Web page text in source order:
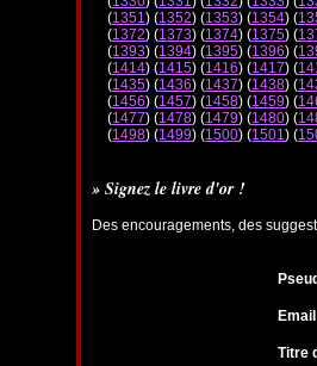
(1351) (1352) (1353) (1354) (
(1372) (1373) (1374) (1375) (
(1393) (1394) (1395) (1396) (
(1414) (1415) (1416) (1417) (
(1435) (1436) (1437) (1438) (
(1456) (1457) (1458) (1459) (
(1477) (1478) (1479) (1480) (
(1498) (1499) (1500) (1501) (
» Signez le livre d'or !
Des encouragements, des
Titre